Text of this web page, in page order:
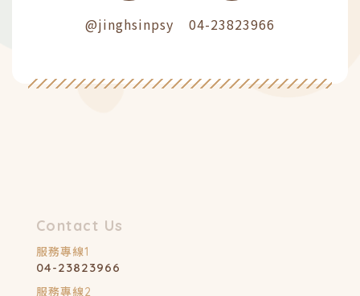
@jinghsinpsy 04-23823966
04-23823966